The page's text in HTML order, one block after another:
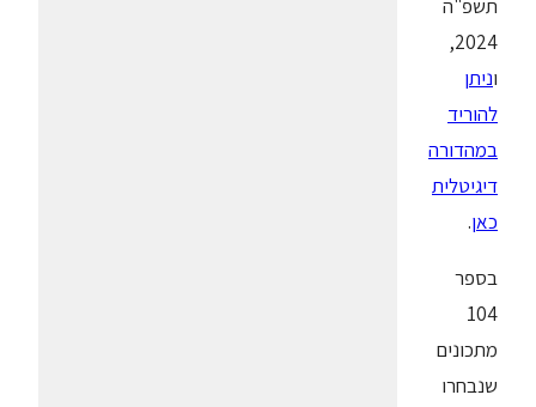
תשפ"ה
2024,
וניתן
להוריד
במהדורה
דיגיטלית
כאן.
בספר
104
מתכונים
שנבחרו